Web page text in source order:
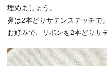
埋めましょう。
鼻は2本どりサテンステッチで。
お好みで、リボンを2本どりサ